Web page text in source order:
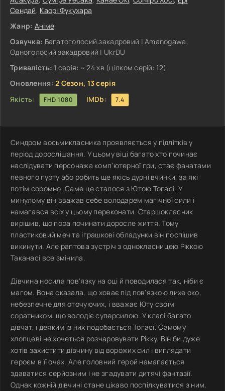
Сендай, Каорі Фукухара
Жанр: Аніме
Озвучка: Багатоголосий закадровий | Amanogawa,
Одноголосий закадровий | UkrDU
Тривалість: 1 серія: ~ 24 хв (цілком серій: 12)
Оновлення: 2 Сезон, 13 серія
Якість:
FHD 1080 IMDb: 7.4
Синдром восьмикласника проявляється у підлітків у
період дорослішання. У цьому віці багато хто починає
наслідувати персонажа комп’ютерної гри, стає фанатами
певного гурту або робить ще якісь дурні вчинки, за які
потім соромно. Саме це сталося з Ютою Тогасі. У
минулому він вважав себе володарем магічної сили і
намагався всіх у цьому переконати. Старшокласник
вирішив, що пора починати доросле життя. Тому
пластиковий меч та іграшкові обладунки він поспішив
викинути. Але раптова зустріч з однокласницею Ріккою
Таканасі все змінила.
Дівчина носила пов'язку на оці й поводилася так, ніби є
магом. Вона сказала, що ховає під пов'язкою лихе око,
небезпечне для оточуючих, і вважає Юту своїм
соратником, що володіє суперсилою. У класі багато
дівчат, і деяким із них подобається Тогасі. Самому
хлопцеві не хочеться розчаровувати Рікку. Він би дуже
хотів захистити дівчину від ворожих сил і виглядати
героєм в її очах. Але головний герой намагається
здаватися серйозним і не згадувати дитячі фантазії.
Однак кожній дівчині стане цікаво поспілкуватися з ним,